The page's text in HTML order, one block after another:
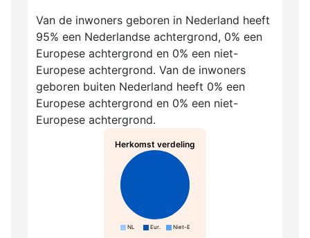
Van de inwoners geboren in Nederland heeft
95% een Nederlandse achtergrond, 0% een
Europese achtergrond en 0% een niet-
Europese achtergrond. Van de inwoners
geboren buiten Nederland heeft 0% een
Europese achtergrond en 0% een niet-
Europese achtergrond.
Herkomst verdeling
NL Eur. Niet-Eur.